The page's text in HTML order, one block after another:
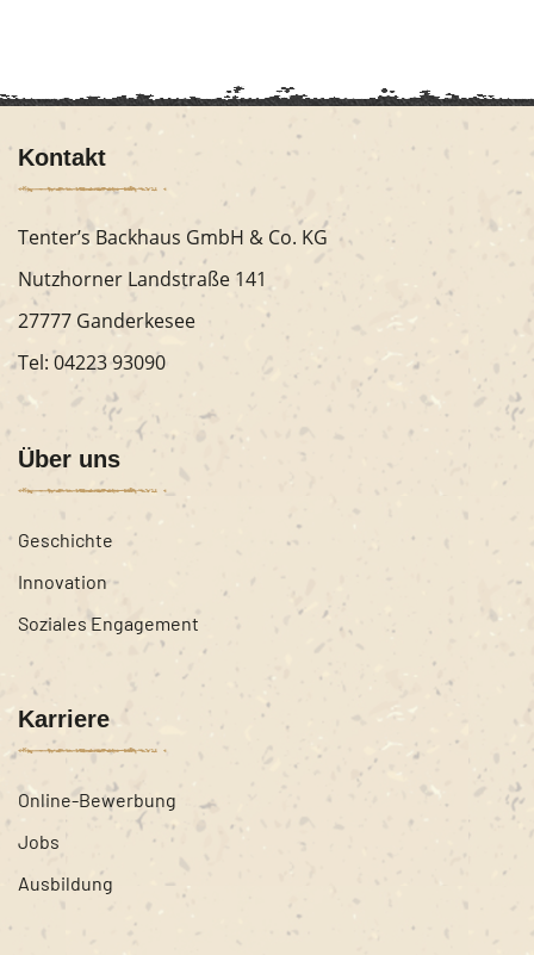
Kontakt
Tenter’s Backhaus GmbH & Co. KG
Nutzhorner Landstraße 141
27777 Ganderkesee
Tel: 04223 93090
Über uns
Geschichte
Innovation
Soziales Engagement
Karriere
Online-Bewerbung
Jobs
Ausbildung